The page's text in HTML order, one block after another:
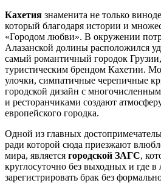
Кахетия знаменита не только
который благодаря истории и
«Городом любви». В окружении
Алазанской долины расположился
самый романтичный городок
туристическим брендом Кахетии.
улочки, симпатичные черепичные
городской дизайн с
и ресторанчиками создают
европейского городка.
Одной из главных
ради которой сюда приезжают
мира, является городской ЗАГС,
круглосуточно без выходных и где
зарегистрировать брак без